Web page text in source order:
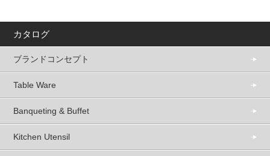
カタログ
ブランドコンセプト
Table Ware
Banqueting & Buffet
Kitchen Utensil